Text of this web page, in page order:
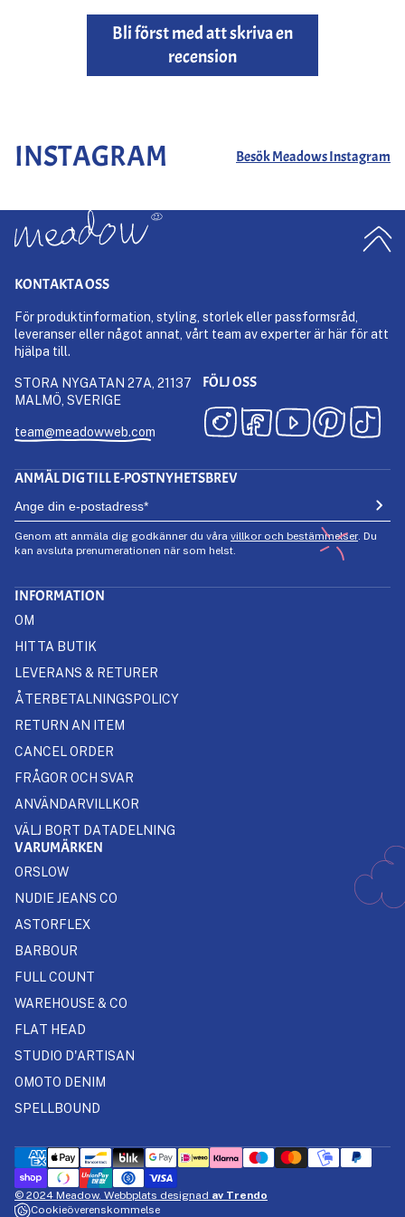
Bli först med att skriva en
recension
INSTAGRAM Besök Meadows Instagram
KONTAKTA OSS
För produktinformation, styling, storlek eller passformsråd,
leveranser eller något annat, vårt team av experter är här för att
hjälpa till.
STORA NYGATAN 27A, 21137
MALMÖ, SVERIGE
team@meadowweb.com
FÖLJ OSS
ANMÄL DIG TILL E-POSTNYHETSBREV
Genom att anmäla dig godkänner du våra villkor och bestämmelser. Du
kan avsluta prenumerationen när som helst.
INFORMATION
OM
HITTA BUTIK
LEVERANS & RETURER
ÅTERBETALNINGSPOLICY
RETURN AN ITEM
CANCEL ORDER
FRÅGOR OCH SVAR
ANVÄNDARVILLKOR
VÄLJ BORT DATADELNING
VARUMÄRKEN
ORSLOW
NUDIE JEANS CO
ASTORFLEX
BARBOUR
FULL COUNT
WAREHOUSE & CO
FLAT HEAD
STUDIO D'ARTISAN
OMOTO DENIM
SPELLBOUND
Cookieöverenskommelse
© 2024 Meadow. Webbplats designad av Trendo